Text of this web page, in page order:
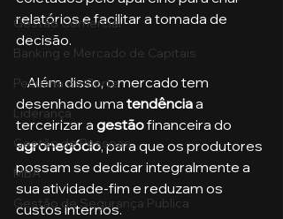
Gestão Comercial
Banking e Mercado de Capitais
Pecuária de Corte
Liderança
Gestão de Pessoas
MBA
Gestão de Segurança Publica
relatórios e facilitar a tomada de
decisão.
    Além disso, o mercado tem
desenhado uma tendência a
terceirizar a gestão financeira do
agronegócio, para que os produtores
possam se dedicar integralmente a
sua atividade-fim e reduzam os
custos internos.